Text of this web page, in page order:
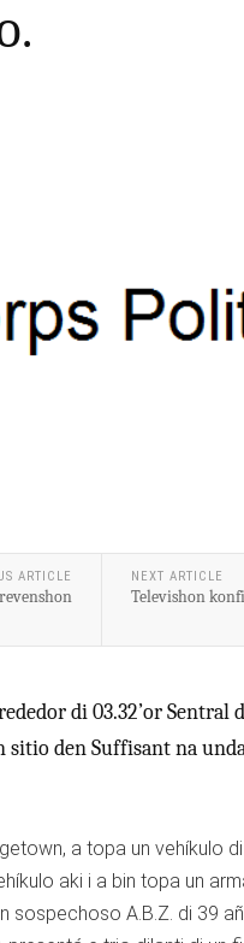
ARTICLE NEXT ARTICLE
Televishon
di 03.32’or
den Suffisant na
a topa un vehíkulo
aki i a bin topa un
A.B.Z. di 39